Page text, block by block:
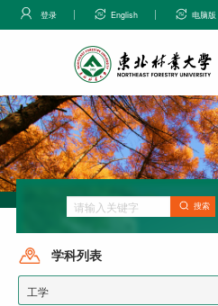
登录 English 电脑版
搜索
学科列表
工学